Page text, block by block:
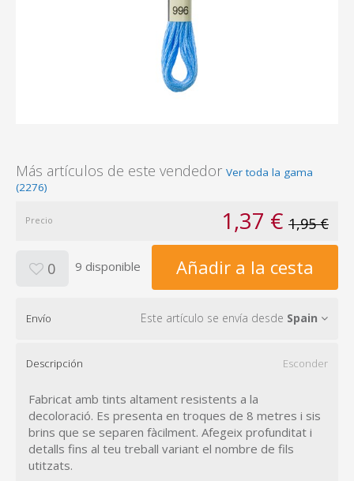
Más artículos de este vendedor Ver toda la gama
(2276)
Precio 1,37 € 1,95 €
0 9 disponible Añadir a la cesta
Envío Este artículo se envía desde Spain
Descripción Esconder
Fabricat amb tints altament resistents a la
decoloració. Es presenta en troques de 8 metres i sis
brins que se separen fàcilment. Afegeix profunditat i
detalls fins al teu treball variant el nombre de fils
utitzats.